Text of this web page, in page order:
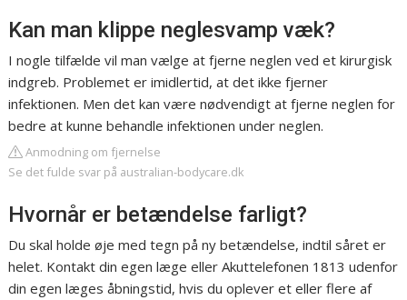
Kan man klippe neglesvamp væk?
I nogle tilfælde vil man vælge at fjerne neglen ved et kirurgisk
indgreb. Problemet er imidlertid, at det ikke fjerner
infektionen. Men det kan være nødvendigt at fjerne neglen for
bedre at kunne behandle infektionen under neglen.
Anmodning om fjernelse
Se det fulde svar på australian-bodycare.dk
Hvornår er betændelse farligt?
Du skal holde øje med tegn på ny betændelse, indtil såret er
helet. Kontakt din egen læge eller Akuttelefonen 1813 udenfor
din egen læges åbningstid, hvis du oplever et eller flere af